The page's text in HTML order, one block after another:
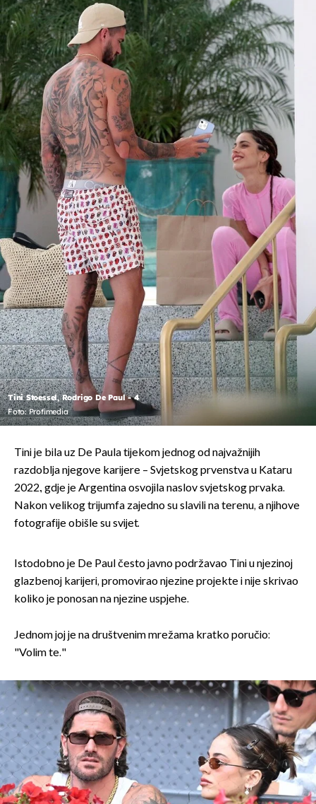
Tini Stoessel, Rodrigo De Paul - 4
Foto: Profimedia
Tini je bila uz De Paula tijekom jednog od najvažnijih
razdoblja njegove karijere – Svjetskog prvenstva u Kataru
2022., gdje je Argentina osvojila naslov svjetskog prvaka.
Nakon velikog trijumfa zajedno su slavili na terenu, a njihove
fotografije obišle su svijet.
Istodobno je De Paul često javno podržavao Tini u njezinoj
glazbenoj karijeri, promovirao njezine projekte i nije skrivao
koliko je ponosan na njezine uspjehe.
Jednom joj je na društvenim mrežama kratko poručio:
"Volim te."